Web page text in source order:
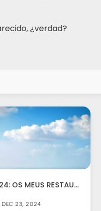
¿verdad?
2024: OS MEUS RESTAURANTES FAVORITOS DO RURAL GALEGO
DEC 23, 2024